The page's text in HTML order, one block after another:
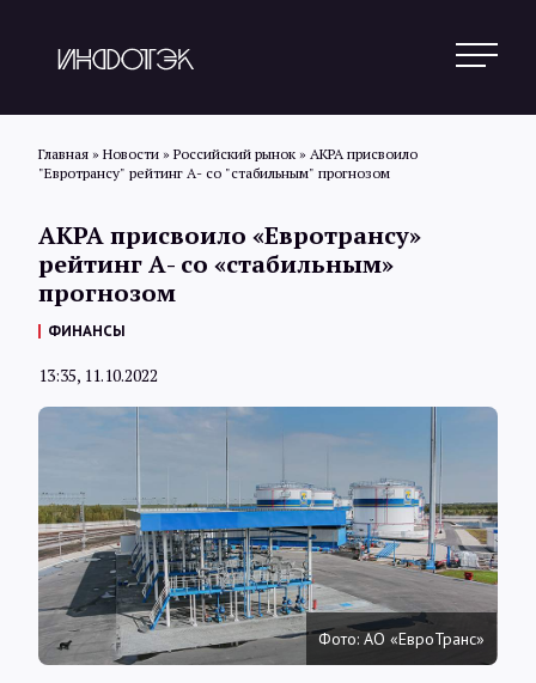
Обзоры
Интервью
Карты
Главная » Новости » Российский рынок » АКРА присвоило
"Евротрансу" рейтинг А- со "стабильным" прогнозом
АКРА присвоило «Евротрансу»
рейтинг А- со «стабильным»
прогнозом
ФИНАНСЫ
13:35, 11.10.2022
Фото: АО «ЕвроТранс»